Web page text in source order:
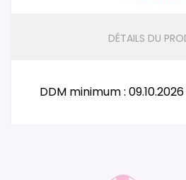
DÉTAILS DU
DDM minimum : 09.10.2026